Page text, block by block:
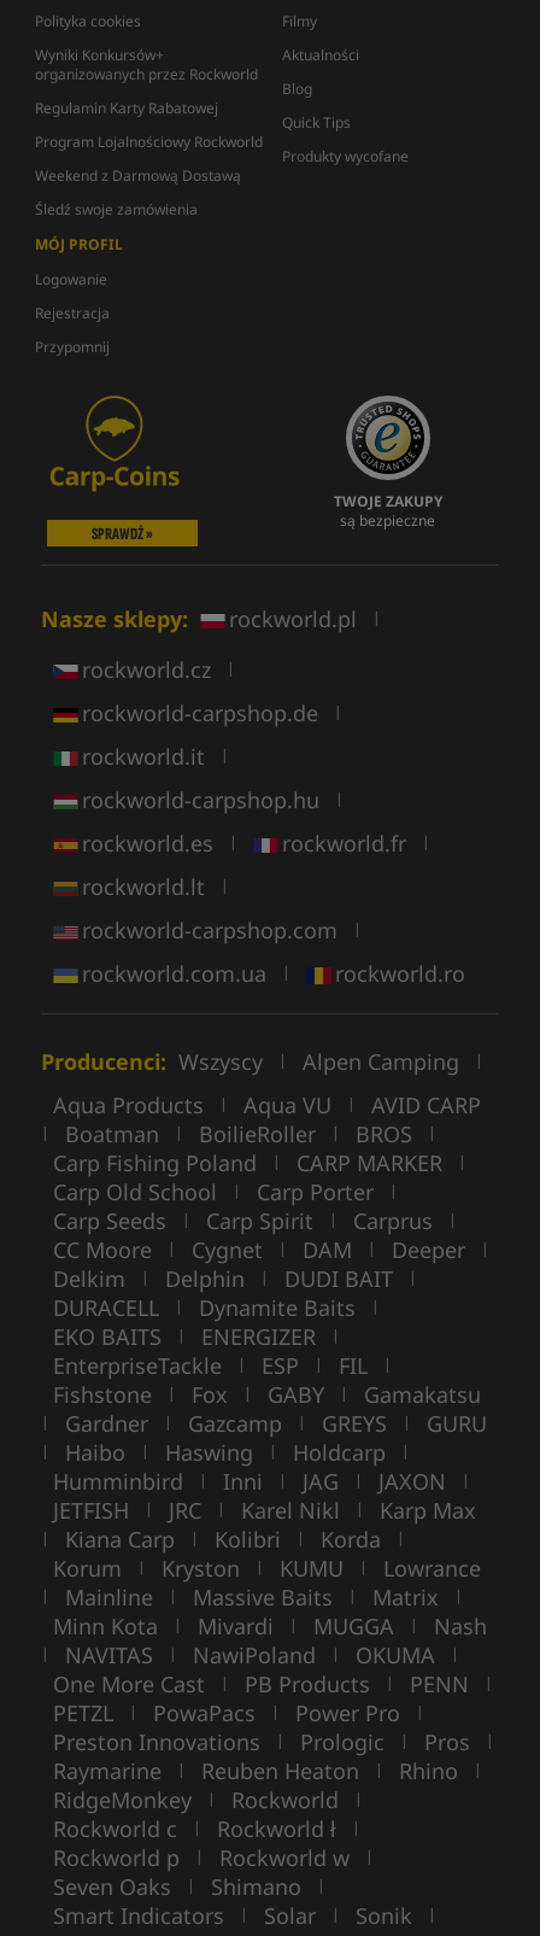
Polityka cookies
Wyniki Konkursów+
organizowanych przez Rockworld
Regulamin Karty Rabatowej
Program Lojalnościowy Rockworld
Weekend z Darmową Dostawą
Śledź swoje zamówienia
Filmy
Aktualności
Blog
Quick Tips
Produkty wycofane
MÓJ PROFIL
Logowanie
Rejestracja
Przypomnij
SPRAWDŹ »
TWOJE ZAKUPY
są bezpieczne
Nasze sklepy: rockworld.pl |
rockworld.cz |
rockworld-carpshop.de |
rockworld.it |
rockworld-carpshop.hu |
rockworld.es | rockworld.fr |
rockworld.lt |
rockworld-carpshop.com |
rockworld.com.ua | rockworld.ro
Producenci: Wszyscy | Alpen Camping |
Aqua Products | Aqua VU | AVID CARP
| Boatman | BoilieRoller | BROS |
Carp Fishing Poland | CARP MARKER |
Carp Old School | Carp Porter |
Carp Seeds | Carp Spirit | Carprus |
CC Moore | Cygnet | DAM | Deeper |
Delkim | Delphin | DUDI BAIT |
DURACELL | Dynamite Baits |
EKO BAITS | ENERGIZER |
EnterpriseTackle | ESP | FIL |
Fishstone | Fox | GABY | Gamakatsu
| Gardner | Gazcamp | GREYS | GURU
| Haibo | Haswing | Holdcarp |
Humminbird | Inni | JAG | JAXON |
JETFISH | JRC | Karel Nikl | Karp Max
| Kiana Carp | Kolibri | Korda |
Korum | Kryston | KUMU | Lowrance
| Mainline | Massive Baits | Matrix |
Minn Kota | Mivardi | MUGGA | Nash
| NAVITAS | NawiPoland | OKUMA |
One More Cast | PB Products | PENN |
PETZL | PowaPacs | Power Pro |
Preston Innovations | Prologic | Pros |
Raymarine | Reuben Heaton | Rhino |
RidgeMonkey | Rockworld |
Rockworld c | Rockworld ł |
Rockworld p | Rockworld w |
Seven Oaks | Shimano |
Smart Indicators | Solar | Sonik |